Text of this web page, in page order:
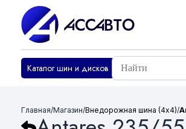
Каталог шин и дисков
Главная/Магазин/Внедорожная шина (4х4)/